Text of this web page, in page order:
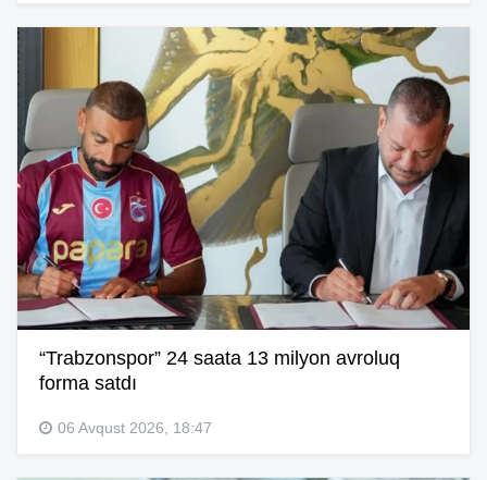
“Trabzonspor” 24 saata 13 milyon avroluq
forma satdı
06 Avqust 2026, 18:47